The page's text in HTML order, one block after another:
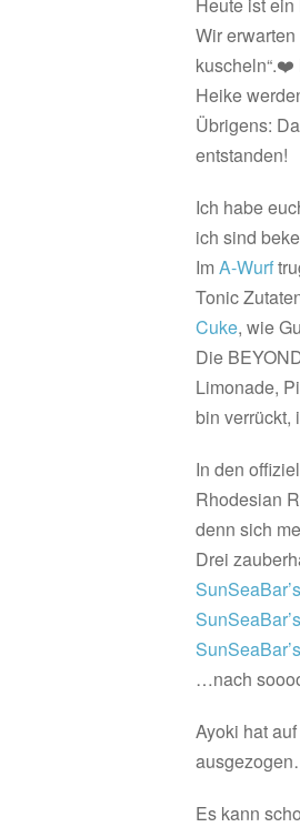
Wir
kuscheln“.❤️
Heike
Übrigens:
entstanden!
Ich habe
ich sind
Im A-Wurf
Tonic
Cuke, wie
Die
Limonade,
bin verrückt,
In den
Rhodesian
denn sich
Drei
…nach
Ayoki hat
Es kann